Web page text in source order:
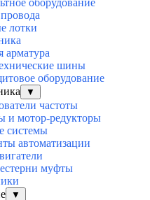
оборудование
лотки
арматура
шины
оборудование
▼
частоты
и мотор-редукторы
системы
автоматизации
муфты
▼